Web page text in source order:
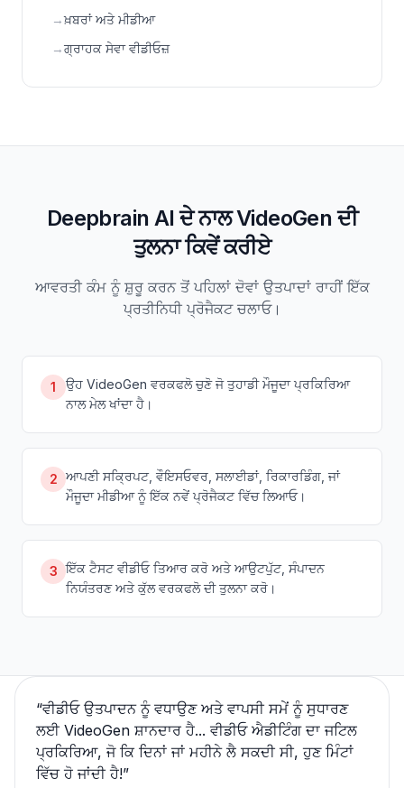
→ਖ਼ਬਰਾਂ ਅਤੇ ਮੀਡੀਆ
→ਗ੍ਰਾਹਕ ਸੇਵਾ ਵੀਡੀਓਜ਼
Deepbrain AI ਦੇ ਨਾਲ VideoGen ਦੀ
ਤੁਲਨਾ ਕਿਵੇਂ ਕਰੀਏ
ਆਵਰਤੀ ਕੰਮ ਨੂੰ ਸ਼ੁਰੂ ਕਰਨ ਤੋਂ ਪਹਿਲਾਂ ਦੋਵਾਂ ਉਤਪਾਦਾਂ ਰਾਹੀਂ ਇੱਕ
ਪ੍ਰਤੀਨਿਧੀ ਪ੍ਰੋਜੈਕਟ ਚਲਾਓ।
1
ਉਹ VideoGen ਵਰਕਫਲੋ ਚੁਣੋ ਜੋ ਤੁਹਾਡੀ ਮੌਜੂਦਾ ਪ੍ਰਕਿਰਿਆ
ਨਾਲ ਮੇਲ ਖਾਂਦਾ ਹੈ।
2 ਆਪਣੀ ਸਕ੍ਰਿਪਟ, ਵੌਇਸਓਵਰ, ਸਲਾਈਡਾਂ, ਰਿਕਾਰਡਿੰਗ, ਜਾਂ
ਮੌਜੂਦਾ ਮੀਡੀਆ ਨੂੰ ਇੱਕ ਨਵੇਂ ਪ੍ਰੋਜੈਕਟ ਵਿੱਚ ਲਿਆਓ।
3 ਇੱਕ ਟੈਸਟ ਵੀਡੀਓ ਤਿਆਰ ਕਰੋ ਅਤੇ ਆਉਟਪੁੱਟ, ਸੰਪਾਦਨ
ਨਿਯੰਤਰਣ ਅਤੇ ਕੁੱਲ ਵਰਕਫਲੋ ਦੀ ਤੁਲਨਾ ਕਰੋ।
“ਵੀਡੀਓ ਉਤਪਾਦਨ ਨੂੰ ਵਧਾਉਣ ਅਤੇ ਵਾਪਸੀ ਸਮੇਂ ਨੂੰ ਸੁਧਾਰਣ
ਲਈ VideoGen ਸ਼ਾਨਦਾਰ ਹੈ... ਵੀਡੀਓ ਐਡੀਟਿੰਗ ਦਾ ਜਟਿਲ
ਪ੍ਰਕਿਰਿਆ, ਜੋ ਕਿ ਦਿਨਾਂ ਜਾਂ ਮਹੀਨੇ ਲੈ ਸਕਦੀ ਸੀ, ਹੁਣ ਮਿੰਟਾਂ
ਵਿੱਚ ਹੋ ਜਾਂਦੀ ਹੈ!”